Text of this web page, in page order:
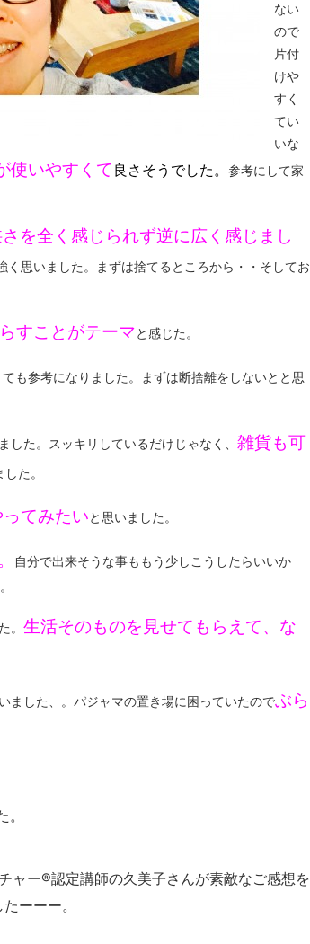
ない
ので
片付
けや
すく
てい
いな
使いやすくて 良さそうでした。 参考にして家
を全く感じられず逆に広く感じまし
思いました。まずは捨てるところから・・そしてお
すことがテーマと感じた。
ても参考になりました。まずは断捨離をしないとと思
た。スッキリしているだけじゃなく、 雑貨も可
た。
てみたいと思いました。
自分で出来そうな事ももう少しこうしたらいいか
。 生活そのものを見せてもらえて、な
した、。パジャマの置き場に困っていたのでぶら
ャー®︎認定講師の久美子さんが素敵なご感想を
ーーー。